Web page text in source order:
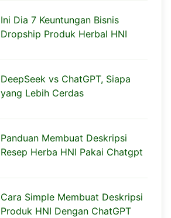
Ini Dia 7 Keuntungan Bisnis
Dropship Produk Herbal HNI
DeepSeek vs ChatGPT, Siapa
yang Lebih Cerdas
Panduan Membuat Deskripsi
Resep Herba HNI Pakai Chatgpt
Cara Simple Membuat Deskripsi
Produk HNI Dengan ChatGPT